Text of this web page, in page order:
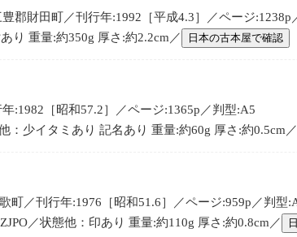
郡財田町／刊行年:1992［平成4.3］／ページ:1238p
り 重量:約350g 厚さ:約2.2cm／
日本の古本屋で確認
:1982［昭和57.2］／ページ:1365p／判型:A5
：少イタミあり 記名あり 重量:約60g 厚さ:約0.5cm／
町／刊行年:1976［昭和51.6］／ページ:959p／判型
／状態他：印あり 重量:約110g 厚さ:約0.8cm／